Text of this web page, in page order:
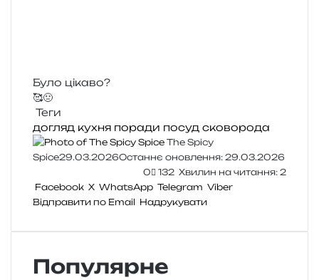
Було цікаво?
🥰🤢
Теги
догляд кухня поради посуд сковорода
The Spicy
Spice29.03.2026Останнє оновлення: 29.03.2026
0
132 Хвилин на читання: 2
Facebook X WhatsApp Telegram Viber
Відправити по Email Надрукувати
Популярне